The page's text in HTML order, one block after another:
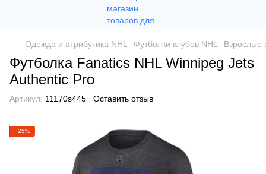
Одежда и атрибутика NHL Футболки клубов NHL Взрослые
Футболка Fanatics NHL Winnipeg Jets
Authentic Pro
Артикул: 11170s445 Оставить отзыв
−25%